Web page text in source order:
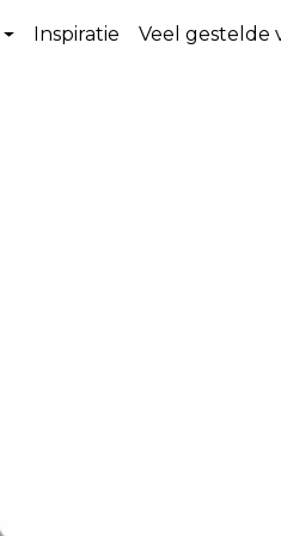
Inspiratie Veel gestelde